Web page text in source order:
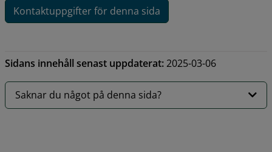
Kontaktuppgifter för denna sida
Sidans innehåll senast uppdaterat:2025-03-06
Saknar du något på denna sida?